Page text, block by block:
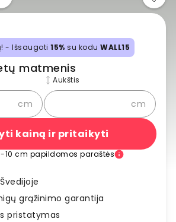
- Išsaugoti 15% su kodu WALL15
matmenis
cm
Aukštis
cm
kainą ir pritaikyti
10 cm papildomos paraštės
grąžinimo garantija
pristatymas